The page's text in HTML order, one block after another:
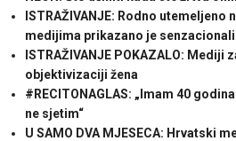
ISTRAŽIVANJE: Rodno utemeljeno
medijima prikazano je
ISTRAŽIVANJE POKAZALO: Mediji
objektivizaciji žena
#RECITONAGLAS: „Imam 40
ne sjetim“
U SAMO DVA MJESECA: Hrvatski